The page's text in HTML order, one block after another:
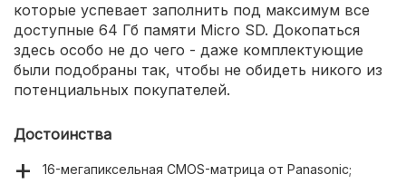
которые успевает заполнить под максимум все
доступные 64 Гб памяти Micro SD. Докопаться
здесь особо не до чего - даже комплектующие
были подобраны так, чтобы не обидеть никого из
потенциальных покупателей.
Достоинства
16-мегапиксельная CMOS-матрица от Panasonic;